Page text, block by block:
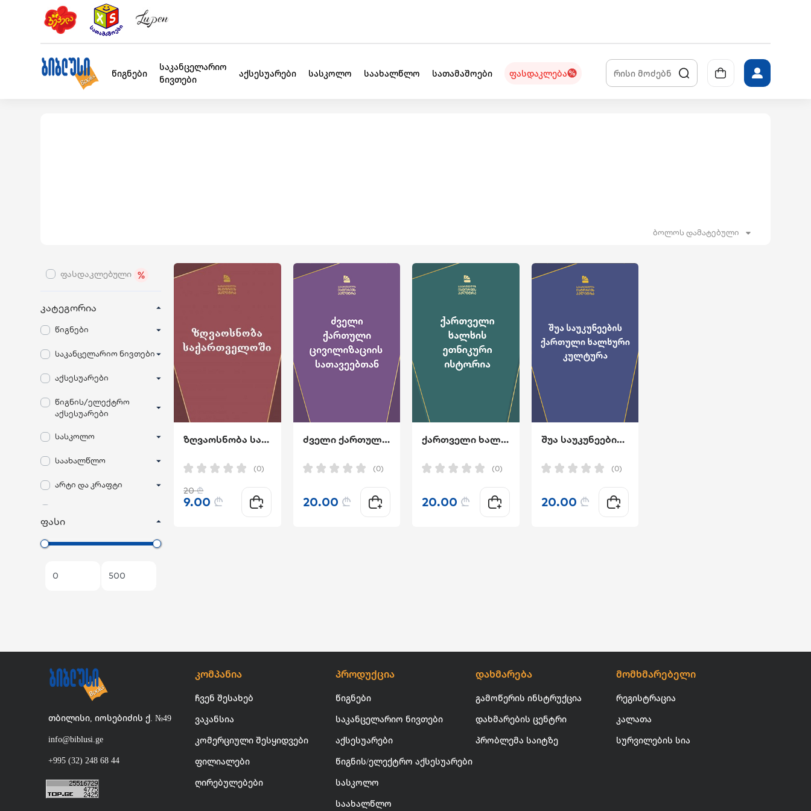
წიგნები
საკანცელარიო
ნივთები
აქსესუარები სასკოლო საახალწლო სათამაშოები ფასდაკლება
ბოლოს დამატებული
ფასდაკლებული
კატეგორია
წიგნები
საკანცელარიო ნივთები
აქსესუარები
წიგნის/ელექტრო
აქსესუარები
სასკოლო
საახალწლო
არტი და კრაფტი
XS სათამაშოები
ფასი
ზღვაოსნობა საქართველოში
(0)
20₾
9.00 ₾
ძველი ქართული ცივილიზაციის სათავეებთან
(0)
20.00 ₾
ქართველი ხალხის ეთნიკური ისტორია
(0)
20.00 ₾
შუა საუკუნეების ქართული ხალხური კულტურა
(0)
20.00 ₾
თბილისი, იოსებიძის ქ. №49
info@biblusi.ge
+995 (32) 248 68 44
კომპანია
ჩვენ შესახებ
ვაკანსია
კომერციული შესყიდვები
ფილიალები
ღირებულებები
პროდუქცია
წიგნები
საკანცელარიო ნივთები
აქსესუარები
წიგნის/ელექტრო აქსესუარები
სასკოლო
საახალწლო
დახმარება
გამოწერის ინსტრუქცია
დახმარების ცენტრი
პრობლემა საიტზე
მომხმარებელი
რეგისტრაცია
კალათა
სურვილების სია